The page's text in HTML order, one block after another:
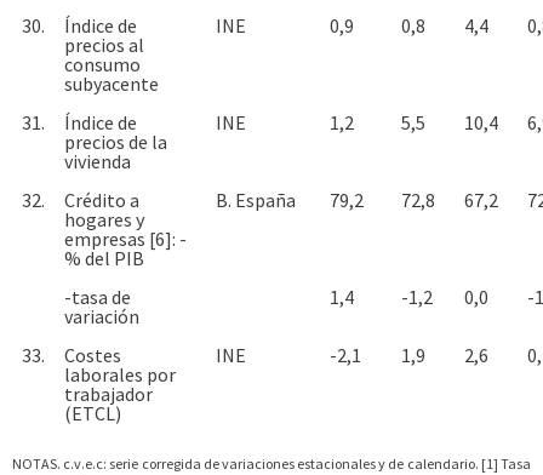
30.
Índice de
precios al
consumo
subyacente
INE 0,9 0,8 4,4
31.
Índice de
precios de la
vivienda
INE 1,2 5,5 10,4
32.
Crédito a
hogares y
empresas [6]: -
% del PIB
B. España 79,2 72,8 67,2
-tasa de
variación
1,4 -1,2 0,0 -
33.
Costes
laborales por
trabajador
(ETCL)
INE -2,1 1,9 2,6
NOTAS. c.v.e.c: serie corregida de variaciones estacionales y de calendario. [1] Tasa